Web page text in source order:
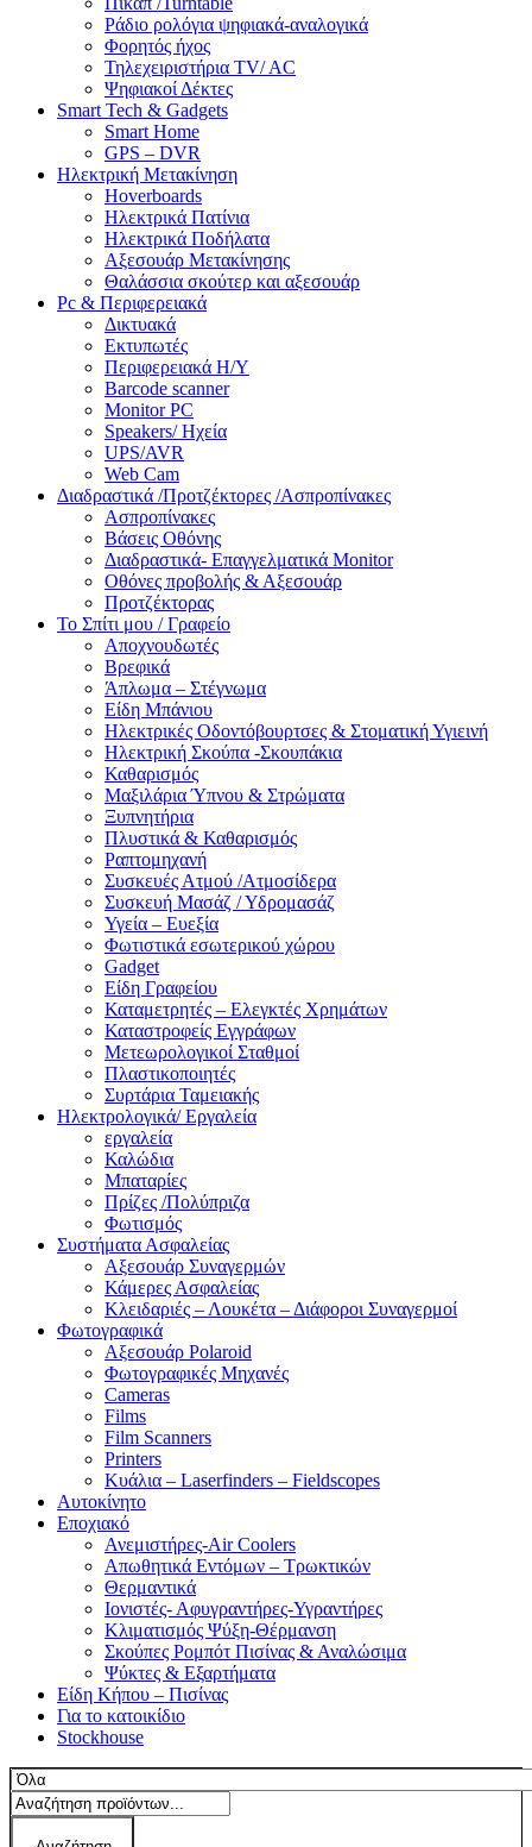
Ράδιο ρολόγια ψηφιακά-αναλογικά
Φορητός ήχος
Τηλεχειριστήρια TV/ AC
Ψηφιακοί Δέκτες
Smart Tech & Gadgets
Smart Home
GPS – DVR
Ηλεκτρική Μετακίνηση
Hoverboards
Ηλεκτρικά Πατίνια
Ηλεκτρικά Ποδήλατα
Αξεσουάρ Μετακίνησης
Θαλάσσια σκούτερ και αξεσουάρ
Pc & Περιφερειακά
Δικτυακά
Εκτυπωτές
Περιφερειακά Η/Υ
Barcode scanner
Monitor PC
Speakers/ Ηχεία
UPS/AVR
Web Cam
Διαδραστικά /Προτζέκτορες /Ασπροπίνακες
Ασπροπίνακες
Βάσεις Οθόνης
Διαδραστικά- Επαγγελματικά Monitor
Οθόνες προβολής & Αξεσουάρ
Προτζέκτορας
Το Σπίτι μου / Γραφείο
Αποχνουδωτές
Βρεφικά
Άπλωμα – Στέγνωμα
Είδη Μπάνιου
Ηλεκτρικές Οδοντόβουρτσες & Στοματική Υγιεινή
Ηλεκτρική Σκούπα -Σκουπάκια
Καθαρισμός
Μαξιλάρια Ύπνου & Στρώματα
Ξυπνητήρια
Πλυστικά & Καθαρισμός
Ραπτομηχανή
Συσκευές Ατμού /Ατμοσίδερα
Συσκευή Μασάζ / Υδρομασάζ
Υγεία – Ευεξία
Φωτιστικά εσωτερικού χώρου
Gadget
Είδη Γραφείου
Καταμετρητές – Ελεγκτές Χρημάτων
Καταστροφείς Εγγράφων
Μετεωρολογικοί Σταθμοί
Πλαστικοποιητές
Συρτάρια Ταμειακής
Ηλεκτρολογικά/ Εργαλεία
εργαλεία
Καλώδια
Μπαταρίες
Πρίζες /Πολύπριζα
Φωτισμός
Συστήματα Ασφαλείας
Αξεσουάρ Συναγερμών
Κάμερες Ασφαλείας
Κλειδαριές – Λουκέτα – Διάφοροι Συναγερμοί
Φωτογραφικά
Αξεσουάρ Polaroid
Φωτογραφικές Μηχανές
Cameras
Films
Film Scanners
Printers
Κυάλια – Laserfinders – Fieldscopes
Αυτοκίνητο
Εποχιακό
Ανεμιστήρες-Air Coolers
Απωθητικά Εντόμων – Τρωκτικών
Θερμαντικά
Ιονιστές- Αφυγραντήρες-Υγραντήρες
Κλιματισμός Ψύξη-Θέρμανση
Σκούπες Ρομπότ Πισίνας & Αναλώσιμα
Ψύκτες & Εξαρτήματα
Είδη Κήπου – Πισίνας
Για το κατοικίδιο
Stockhouse